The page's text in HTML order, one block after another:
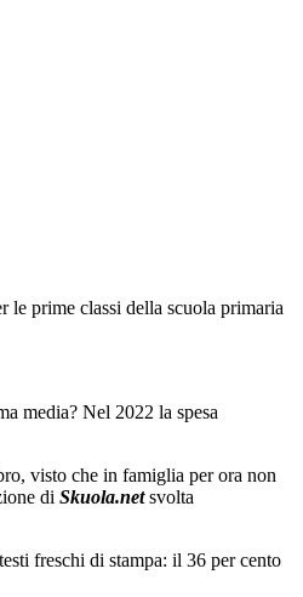
le prime classi della scuola primaria
media? Nel 2022 la spesa
visto che in famiglia per ora non
di Skuola.netsvolta
freschi di stampa: il 36 per cento